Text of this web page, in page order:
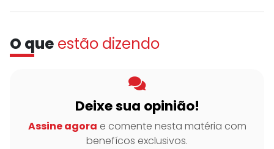
O que estão dizendo
Deixe sua opinião!
Assine agora e comente nesta matéria com
benefícos exclusivos.